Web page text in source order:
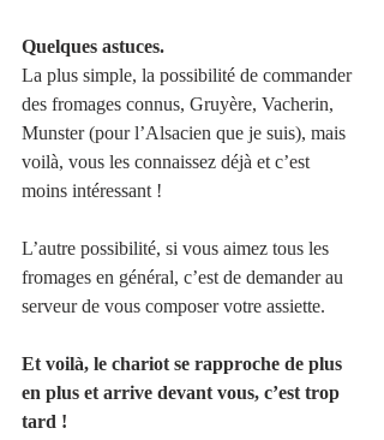
Quelques astuces.
La plus simple, la possibilité de commander
des fromages connus, Gruyère, Vacherin,
Munster (pour l’Alsacien que je suis), mais
voilà, vous les connaissez déjà et c’est
moins intéressant !
L’autre possibilité, si vous aimez tous les
fromages en général, c’est de demander au
serveur de vous composer votre assiette.
Et voilà, le chariot se rapproche de plus
en plus et arrive devant vous, c’est trop
tard !